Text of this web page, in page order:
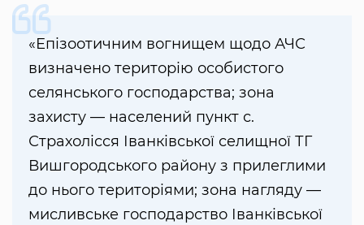
«Епізоотичним вогнищем щодо АЧС
визначено територію особистого
селянського господарства; зона
захисту — населений пункт с.
Страхолісся Іванківської селищної ТГ
Вишгородського району з прилеглими
до нього територіями; зона нагляду —
мисливське господарство Іванківської